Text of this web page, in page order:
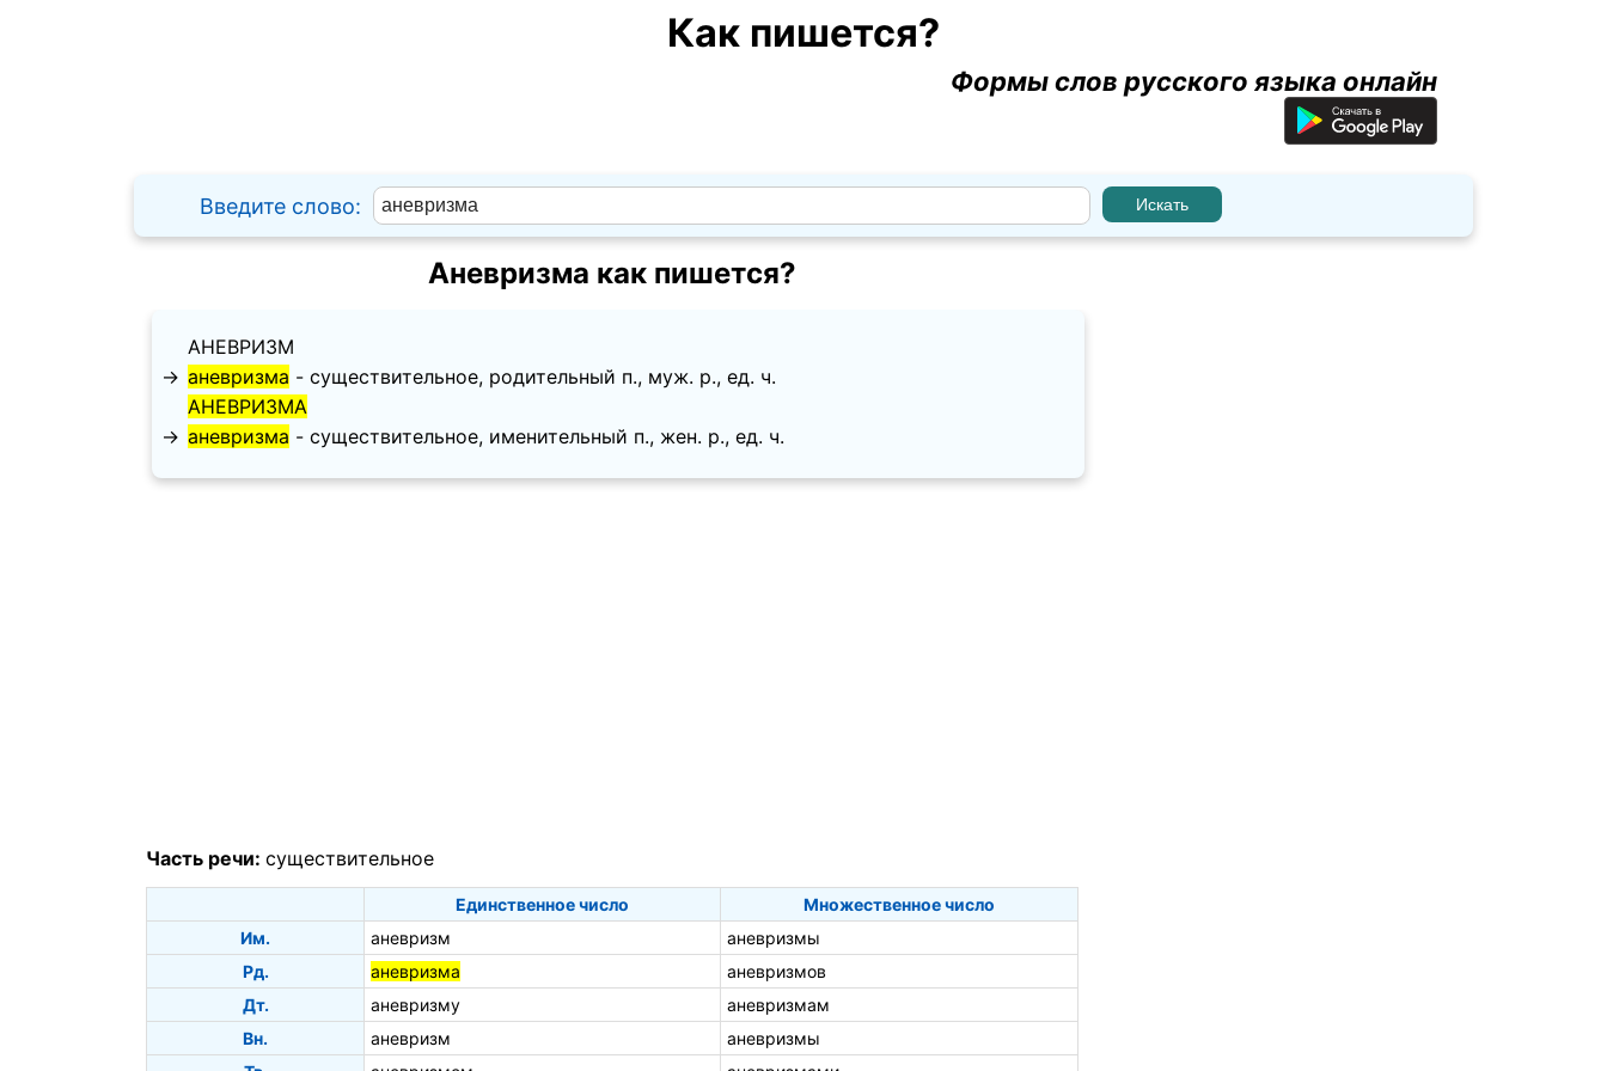
Как пишется?
Формы слов русского языка онлайн
Введите слово:
Аневризма как пишется?
АНЕВРИЗМ
→ аневризма - существительное, родительный п., муж. p., ед. ч.
АНЕВРИЗМА
→ аневризма - существительное, именительный п., жен. p., ед. ч.
Часть речи: существительное
Единственное число
Множественное число
Им.
аневризм
аневризмы
Рд.
аневризма
аневризмов
Дт.
аневризму
аневризмам
Вн.
аневризм
аневризмы